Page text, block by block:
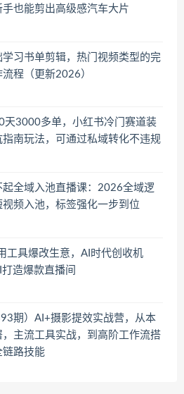
手也能剪出高级感汽车大片
学习书单剪辑，热门视频类型的完
流程（更新2026）
天3000多单，小红书冷门赛道装
指南玩法，可通过私域转化不违规
起全域入池直播课：2026全域逻
视频入池，标签强化一步到位
工具爆改生意，AI时代创收机
造爆款直播间
期）AI+摄影提效实战营，从本
，主流工具实战，到高阶工作流搭
链路技能